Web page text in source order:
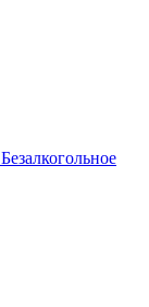
Безалкогольное